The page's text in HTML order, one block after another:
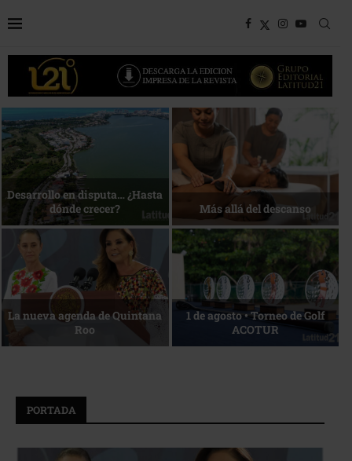
Bottega, un viaje servido a la
mesa
Energía que Impulsa la
competitividad
Reconocimiento de viajeros La esencia del servicio
PORTADA